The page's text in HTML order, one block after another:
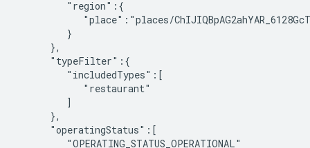
         "region":{
"place":"places/
         }
      },
      "typeFilter":{
         "includedTypes":[
            "restaurant"
         ]
      },
      "operatingStatus":[
         "OPERATING_STATUS_OPERATIONAL"